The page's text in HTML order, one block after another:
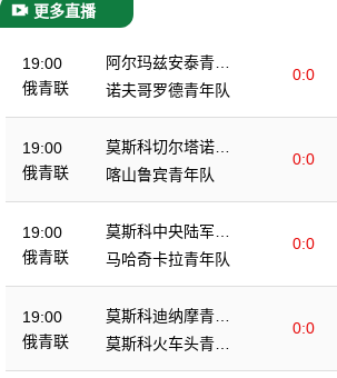
更多直播
19:00
俄青联
阿尔玛兹安泰青年
队
0:0
诺夫哥罗德青年队
19:00
俄青联
莫斯科切尔塔诺沃
青年队
0:0
喀山鲁宾青年队
19:00
俄青联
莫斯科中央陆军青
年队
0:0
马哈奇卡拉青年队
19:00
俄青联
莫斯科迪纳摩青年
队
0:0
莫斯科火车头青年
队